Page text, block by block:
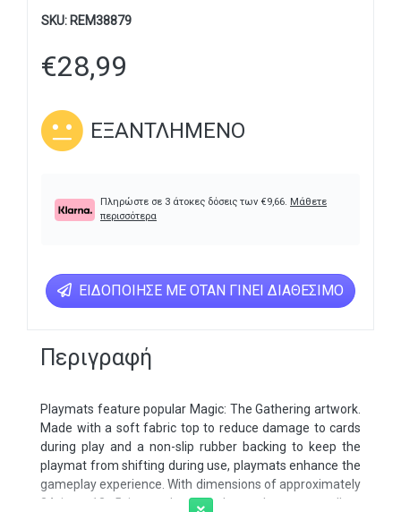
SKU: REM38879
€28,99
ΕΞΑΝΤΛΗΜΈΝΟ
Πληρώστε σε 3 άτοκες δόσεις των €9,66. Μάθετε
περισσότερα
ΕΙΔΟΠΟΊΗΣΕ ΜΕ ΌΤΑΝ ΓΊΝΕΙ ΔΙΑΘΈΣΙΜΟ
Περιγραφή
Playmats feature popular Magic: The Gathering artwork.
Made with a soft fabric top to reduce damage to cards
during play and a non-slip rubber backing to keep the
playmat from shifting during use, playmats enhance the
gameplay experience. With dimensions of approximately
24 in. x 13. 5 in., a playmat also makes an excellent